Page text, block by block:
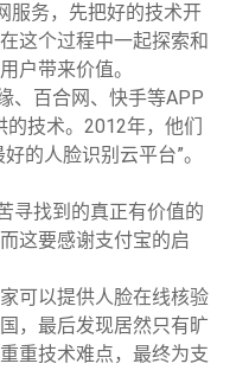
服务，先把好的技术开
这个过程中一起探索和
户带来价值。
、百合网、快手等APP
技术。2012年，他们
的人脸识别云平台”。
寻找到的真正有价值的
这要感谢支付宝的启
可以提供人脸在线核验
，最后发现居然只有旷
重技术难点，最终为支